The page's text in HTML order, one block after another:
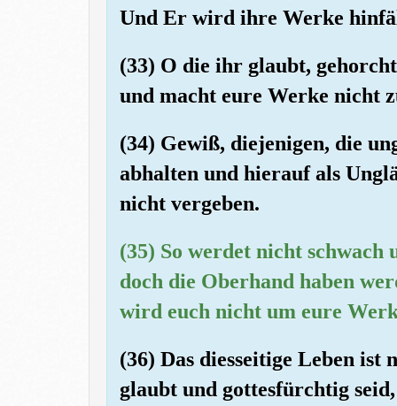
Und Er wird ihre Werke
(33) O die ihr glaubt,
und macht eure Werke nicht
(34) Gewiß, diejenigen, die
abhalten und hierauf als
nicht vergeben.
(35) So werdet nicht
doch die Oberhand haben
wird euch nicht um eure
(36) Das diesseitige Leben
glaubt und gottesfürchtig